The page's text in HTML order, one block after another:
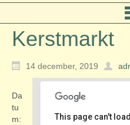
Kerstmarkt
14 december, 2019
This page can't
Da
tu
m: